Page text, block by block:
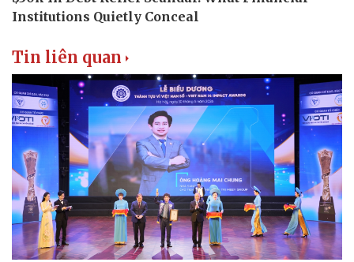
Tin liên quan